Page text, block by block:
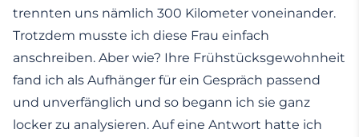
trennten uns nämlich 300 Kilometer voneinander.
Trotzdem musste ich diese Frau einfach
anschreiben. Aber wie? Ihre Frühstücksgewohnheit
fand ich als Aufhänger für ein Gespräch passend
und unverfänglich und so begann ich sie ganz
locker zu analysieren. Auf eine Antwort hatte ich